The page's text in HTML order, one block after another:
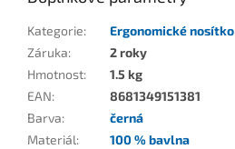
Kategorie:
Ergonomické nosítko
Záruka:
2 roky
Hmotnost:
1.5 kg
EAN:
8681349151381
Barva:
černá
Materiál:
100 % bavlna